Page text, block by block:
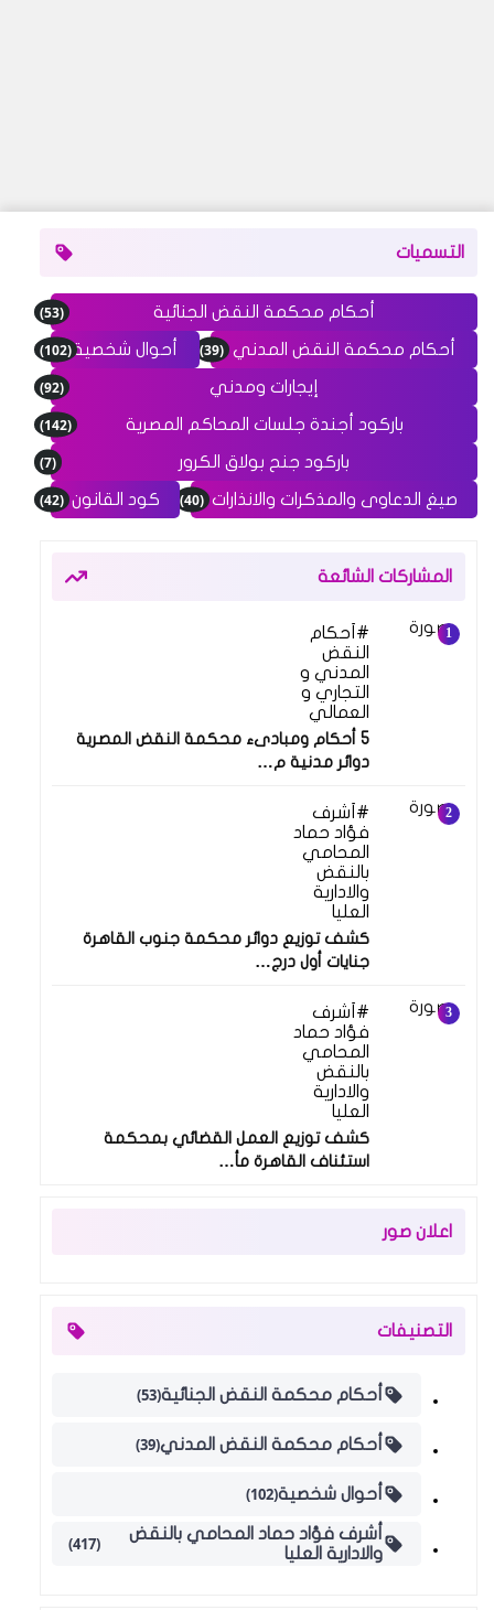
التسميات
أحكام محكمة النقض الجنائية (53)
أحكام محكمة النقض المدني (39) أحوال شخصية(102)
إيجارات ومدني (92)
باركود أجندة جلسات المحاكم المصرية (142)
باركود جنح بولاق الكرور (7)
صيغ الدعاوى والمذكرات والانذارات (40) كود القانون (42)
المشاركات الشائعة
أحكام
النقض
المدني و
التجاري و
العمالي
5 أحكام ومبادىء محكمة النقض المصرية
دوائر مدنية م…
أشرف
فؤاد حماد
المحامي
بالنقض
والادارية
العليا
كشف توزيع دوائر محكمة جنوب القاهرة
جنايات أول درج…
أشرف
فؤاد حماد
المحامي
بالنقض
والادارية
العليا
كشف توزيع العمل القضائي بمحكمة
استئناف القاهرة مأ…
اعلان صور
التصنيفات
أحكام محكمة النقض الجنائية(53)
أحكام محكمة النقض المدني(39)
أحوال شخصية(102)
أشرف فؤاد حماد المحامي بالنقض
والادارية العليا
(417)